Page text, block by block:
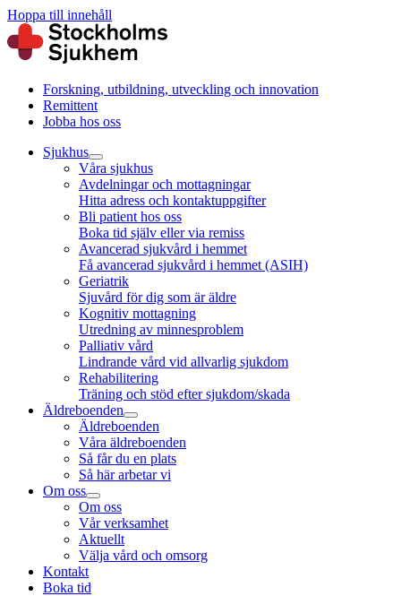
Hoppa till innehåll
Forskning, utbildning, utveckling och innovation
Remittent
Jobba hos oss
Sjukhus
Våra sjukhus
Avdelningar och mottagningar
Hitta adress och kontaktuppgifter
Bli patient hos oss
Boka tid själv eller via remiss
Avancerad sjukvård i hemmet
Få avancerad sjukvård i hemmet (ASIH)
Geriatrik
Sjuvård för dig som är äldre
Kognitiv mottagning
Utredning av minnesproblem
Palliativ vård
Lindrande vård vid allvarlig sjukdom
Rehabilitering
Träning och stöd efter sjukdom/skada
Äldreboenden
Äldreboenden
Våra äldreboenden
Så får du en plats
Så här arbetar vi
Om oss
Om oss
Vår verksamhet
Aktuellt
Välja vård och omsorg
Kontakt
Boka tid